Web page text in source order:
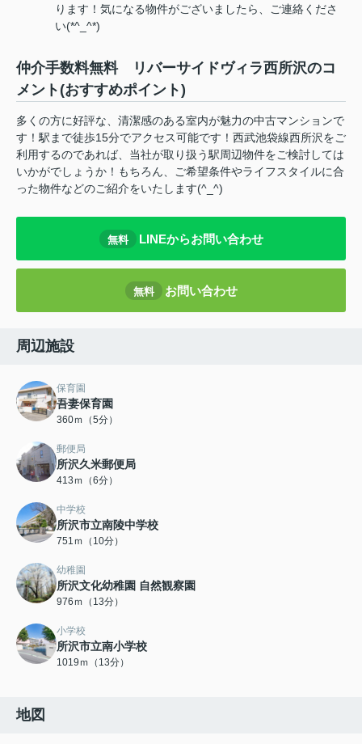
ります！気になる物件がございましたら、ご連絡くださ
い(*^_^*)
仲介手数料無料 リバーサイドヴィラ西所沢のコ
メント(おすすめポイント)
多くの方に好評な、清潔感のある室内が魅力の中古マンションで
す！駅まで徒歩15分でアクセス可能です！西武池袋線西所沢をご
利用するのであれば、当社が取り扱う駅周辺物件をご検討しては
いかがでしょうか！もちろん、ご希望条件やライフスタイルに合
った物件などのご紹介をいたします(^_^)
無料 LINEからお問い合わせ
無料 お問い合わせ
周辺施設
保育園
吾妻保育園
360ｍ（5分）
郵便局
所沢久米郵便局
413ｍ（6分）
中学校
所沢市立南陵中学校
751ｍ（10分）
幼稚園
所沢文化幼稚園 自然観察園
976ｍ（13分）
小学校
所沢市立南小学校
1019ｍ（13分）
地図